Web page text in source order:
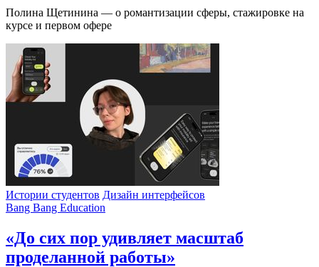
Полина Щетинина — о романтизации сферы, стажировке на
курсе и первом офере
Истории студентов Дизайн интерфейсов
Bang Bang Education
«До сих пор удивляет масштаб
проделанной работы»